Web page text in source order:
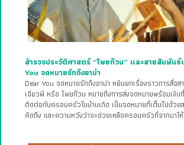
สำรวจประวัติศาสตร์ “โพยก๊วน” และสายสัมพันธ์
You จดหมายรักถึงอาม่า
Dear You จดหมายรักถึงอาม่า หยิบยกเรื่องราวการสื่อส
เฉียวพี หรือ โพยก๊วน หมายถึงการส่งจดหมายพร้อมเงิน
ติดต่อกับครอบครัวในบ้านเกิด เป็นจดหมายที่เต็มไปด้ว
คิดถึง และความหวังว่าจะช่วยเหลือครอบครัวที่จากมาใ